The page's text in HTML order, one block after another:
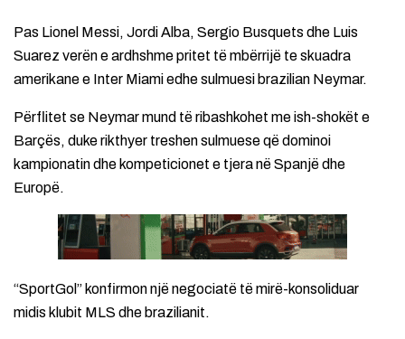
Pas Lionel Messi, Jordi Alba, Sergio Busquets dhe Luis
Suarez verën e ardhshme pritet të mbërrijë te skuadra
amerikane e Inter Miami edhe sulmuesi brazilian Neymar.
Përflitet se Neymar mund të ribashkohet me ish-shokët e
Barçës, duke rikthyer treshen sulmuese që dominoi
kampionatin dhe kompeticionet e tjera në Spanjë dhe
Europë.
“SportGol” konfirmon një negociatë të mirë-konsoliduar
midis klubit MLS dhe brazilianit.